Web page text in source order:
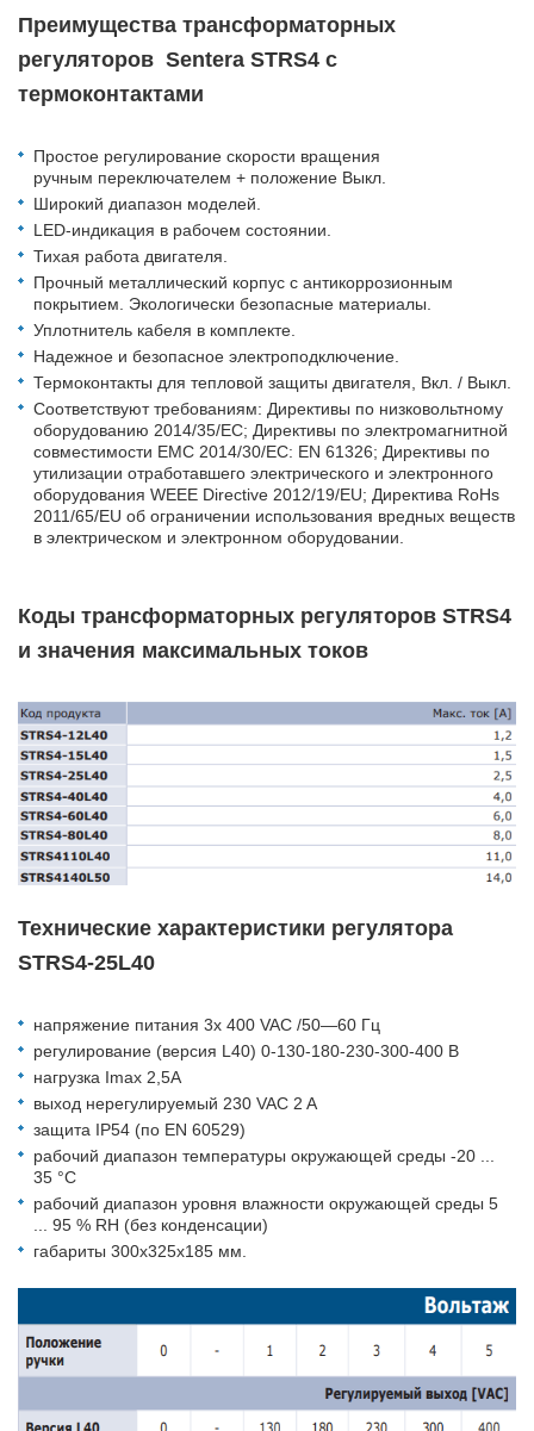
Преимущества трансформаторных
регуляторов Sentera STRS4 с
термоконтактами
Простое регулирование скорости вращения
ручным переключателем + положение Выкл.
Широкий диапазон моделей.
LED-индикация в рабочем состоянии.
Тихая работа двигателя.
Прочный металлический корпус с антикоррозионным
покрытием. Экологически безопасные материалы.
Уплотнитель кабеля в комплекте.
Надежное и безопасное электроподключение.
Термоконтакты для тепловой защиты двигателя, Вкл. / Выкл.
Соответствуют требованиям: Директивы по низковольтному
оборудованию 2014/35/EC; Директивы по электромагнитной
совместимости EMC 2014/30/EC: EN 61326; Директивы по
утилизации отработавшего электрического и электронного
оборудования WEEE Directive 2012/19/EU; Директива RoHs
2011/65/EU об ограничении использования вредных веществ
в электрическом и электронном оборудовании.
Коды трансформаторных регуляторов STRS4
и значения максимальных токов
Технические характеристики регулятора
STRS4-25L40
напряжение питания 3x 400 VAC /50—60 Гц
регулирование (версия L40) 0-130-180-230-300-400 В
нагрузка Imax 2,5А
выход нерегулируемый 230 VAC 2 A
защита IP54 (по EN 60529)
рабочий диапазон температуры окружающей среды -20 ...
35 °C
рабочий диапазон уровня влажности окружающей среды 5
... 95 % RH (без конденсации)
габариты 300х325х185 мм.